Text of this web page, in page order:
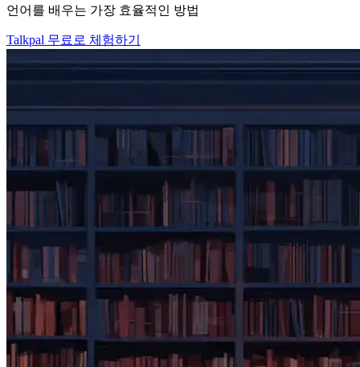
언어를 배우는 가장 효율적인 방법
Talkpal 무료로 체험하기